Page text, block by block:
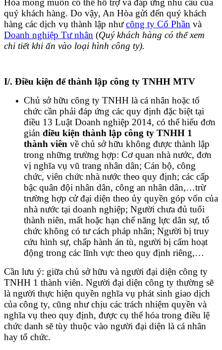
Hòa mong muốn có thể hỗ trợ và đáp ứng nhu cầu của
quý khách hàng. Do vậy, An Hòa gửi đến quý khách
hàng các dịch vụ thành lập nhưcông ty Cổ Phần và
Doanh nghiệp Tư nhân (Quý khách hàng có thể xem
chi tiết khi ấn vào loại hình công ty).
I/. Điều kiện để thành lập công ty TNHH MTV
Chủ sở hữu công ty TNHH là cá nhân hoặc tổ
chức cần phải đáp ứng các quy định đặc biệt tại
điều 13 Luật Doanh nghiệp 2014, có thể hiểu đơn
giản điều kiện thành lập công ty TNHH 1
thành viên về chủ sở hữu không được thành lập
trong những trường hợp: Cơ quan nhà nước, đơn
vị nghĩa vụ vũ trang nhân dân; Cán bộ, công
chức, viên chức nhà nước theo quy định; các cấp
bậc quân đội nhân dân, công an nhân dân,…trừ
trường hợp cử đại diện theo ủy quyền góp vốn của
nhà nước tại doanh nghiệp; Người chưa đủ tuổi
thành niên, mất hoặc hạn chế năng lực dân sự, tổ
chức không có tư cách pháp nhân; Người bị truy
cứu hình sự, chấp hành án tù, người bị cấm hoạt
động trong các lĩnh vực theo quy định riêng,…
Cần lưu ý: giữa chủ sở hữu và người đại diện công ty
TNHH 1 thành viên. Người đại diện công ty thường sẽ
là người thực hiện quyền nghĩa vụ phát sinh giao dịch
của công ty, cũng như chịu các trách nhiệm quyền và
nghĩa vụ theo quy định, được cụ thể hóa trong điều lệ
chức danh sẽ tùy thuộc vào người đại diện là cá nhân
hay tổ chức.